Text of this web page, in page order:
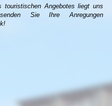
touristischen Angebotes liegt uns
Sie Ihre Anregungen